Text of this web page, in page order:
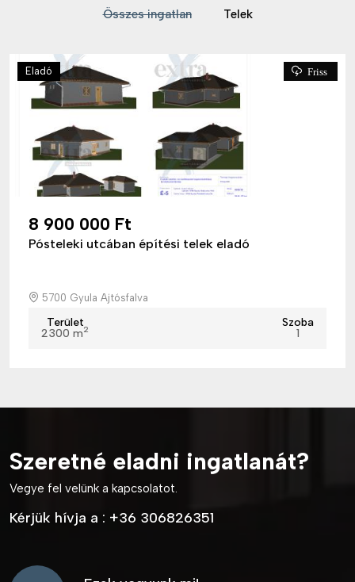
Összes ingatlan Telek
Eladó Friss
8 900 000 Ft
Pósteleki utcában építési telek eladó
5700 Gyula Ajtósfalva
Terület
2300 m2
Szoba
1
Szeretné eladni ingatlanát?
Vegye fel velünk a kapcsolatot.
Kérjük hívja a : +36 306826351